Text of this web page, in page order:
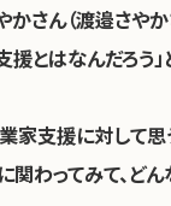
かさん（渡邉さや
援とはなんだろう」
家支援に対して思
関わってみて、どん